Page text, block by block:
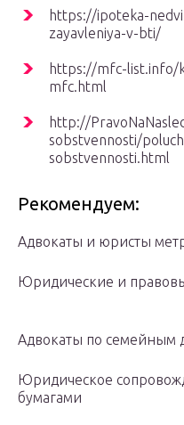
https://ipoteka-
zayavleniya-v-bti/
https://mfc-list.info/
mfc.html
http://
sobstvennosti/
sobstvennosti.html
Рекомендуем:
Адвокаты и юристы
Юридические и
Адвокаты по семейным
Юридическое
бумагами